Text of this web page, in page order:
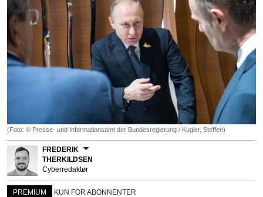
(Foto: © Presse- und Informationsamt der Bundesregierung / Kugler, Steffen)
FREDERIK
THERKILDSEN
Cyberredaktør
PREMIUM KUN FOR ABONNENTER